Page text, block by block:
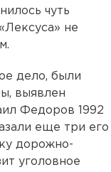
чуть
не
дело, были
выявлен
Федоров 1992
еще три его
дорожно-
уголовное